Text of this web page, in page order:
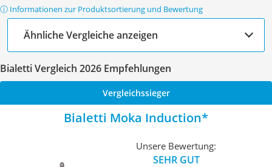
ⓘ Informationen zur Produktsortierung und Bewertung
Ähnliche Vergleiche anzeigen
Bialetti Vergleich 2026 Empfehlungen
Vergleichssieger
Bialetti Moka Induction
Unsere Bewertung:
SEHR GUT